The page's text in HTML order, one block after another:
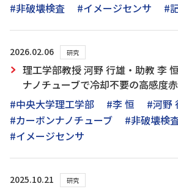
#非破壊検査
#イメージセンサ #
2026.02.06 研究
理工学部教授 河野 行雄・助教 李
ナノチューブで冷却不要の高感度
#中央大学理工学部
#李 恒
#河野
#カーボンナノチューブ
#非破壊検
#イメージセンサ
2025.10.21 研究